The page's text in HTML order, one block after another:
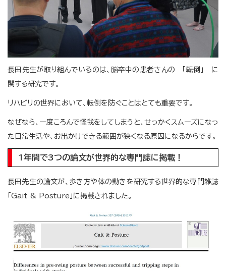
長田先生が取り組んでいるのは、脳卒中の患者さんの 「転倒」 に
関する研究です。
リハビリの世界において、転倒を防ぐことはとても重要です。
なぜなら、一度ころんで怪我をしてしまうと、せっかくスムーズになっ
た日常生活や、お出かけできる範囲が狭くなる原因になるからです。
1年間で3つの論文が世界的な専門誌に掲載！
長田先生の論文が、歩き方や体の動きを研究する世界的な専門雑誌
「Gait & Posture」に掲載されました。